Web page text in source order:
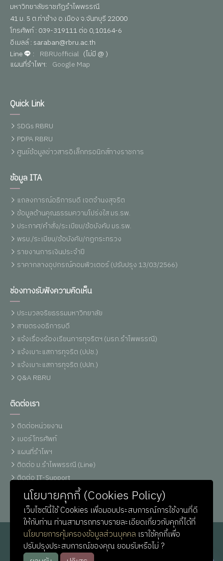
มหาวิทยาลัยราชภัฏรำไพพรรณี
41 ม. 5 ต.ท่าช้าง อ.เมือง จ.จันทบุรี 22000
โทรศัพท์ : 039-319111 ต่อ 0,10164-6
อีเมลล์ : saraban@rbru.ac.th
Line
: RBRUofficial (ไม่มี @ )
แผนที่รำไพฯ: Google Map
Quick Link
SDGs RBRU
PDPA RBRU
ศูนย์ข้อมูลข่าวสารอิเล็กทรอนิกส์ทางราชการ
ข้อมูล ITA
แถลงการณ์อธิการบดี เจตจำนงสุจริต
ข้อมูลด้านคุณธรรมความโปร่งใส มร.รพ.
ประกาศ/คำสั่ง/ระเบียบ/ข้อบังคับ มร.รพ.
พรบ./ระเบียบ/ข้อบังคับ/กฏกระทรวง
รายงานการเงินประจำปี
ราคากลางอุปกรณ์คอมพิวเตอร์ (ปรับปรุง 13/03/2566)
ช่องทางรับฟังความคิดเห็น
ประมวลจริยธรรมมหาวิทยาลัย
สายตรงอธิการบดี
แจ้งเรื่องร้องเรียนการทุจริตฯ (มรภ.รำไพพรรณี)
แจ้งเบาะแสการทุจริต (ปปช.)
แจ้งเบาะแสการทุจริต (ปปท.)
Q&A RBRU
ติดต่อเรา
ติดต่อหน่วยงาน
เบอร์โทรศัพท์
แผนที่รำไพฯ
ติดต่อ ม.รำไพพรรณี (Line)
ติดต่อ IT-Support
หน่วยประชาสัมพันธ์
นโยบายคุกกี้ (Cookies Policy)
เว็บไซต์นี้ใช้ Cookies เพื่อมอบประสบการณ์การใช้งานที่ดี
ให้กับท่าน ท่านสามารถทราบรายละเอียดเกี่ยวกับคุกกี้ได้ที่
นโยบายการคุ้มครองข้อมูลส่วนบุคคล เราใช้คุกกี้เพื่อ
ปรับปรุงประสบการณ์ของคุณ ยอมรับหรือไม่ ?